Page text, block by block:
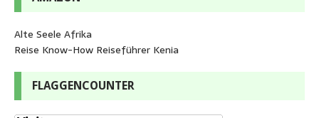
Alte Seele Afrika
Reise Know-How Reiseführer Kenia
FLAGGENCOUNTER